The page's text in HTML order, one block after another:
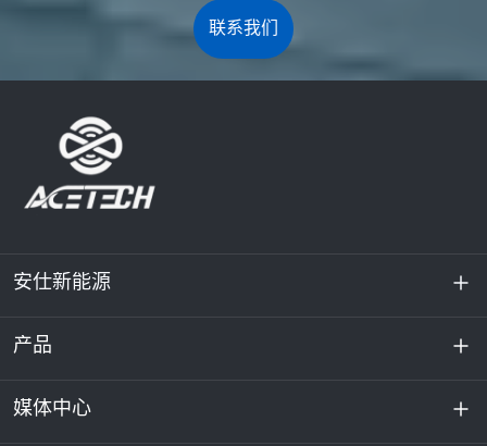
联系我们
安仕新能源
关于我们
可持续发展
产品
储能
媒体中心